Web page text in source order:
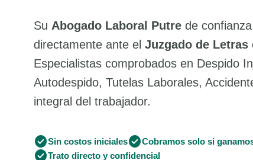
Su Abogado Laboral Putre de
directamente ante elJuzgado de Letras
Especialistas comprobados en Despido
Autodespido, Tutelas Laborales,
integral del trabajador.
check_circleSin costos inicialescheck_circleCobramos solo si
check_circleTrato directo y confidencial